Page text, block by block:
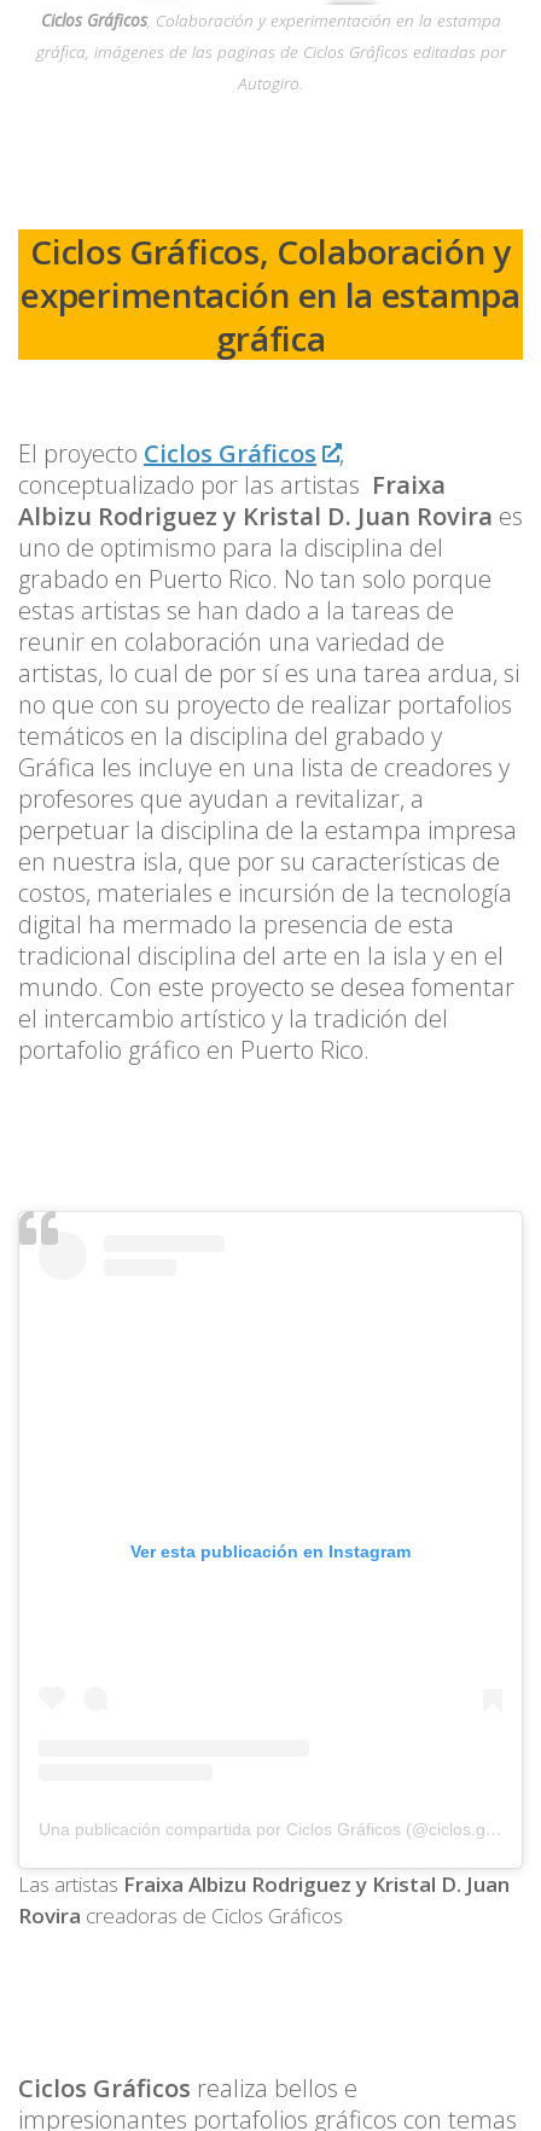
Ciclos Gráficos, Colaboración y experimentación en la estampa
gráfica, imágenes de las paginas de Ciclos Gráficos editadas por
Autogiro.
Ciclos Gráficos, Colaboración y
experimentación en la estampa
gráfica
El proyecto Ciclos Gráficos
,
conceptualizado por las artistas Fraixa
Albizu Rodriguez y Kristal D. Juan Rovira es
uno de optimismo para la disciplina del
grabado en Puerto Rico. No tan solo porque
estas artistas se han dado a la tareas de
reunir en colaboración una variedad de
artistas, lo cual de por sí es una tarea ardua, si
no que con su proyecto de realizar portafolios
temáticos en la disciplina del grabado y
Gráfica les incluye en una lista de creadores y
profesores que ayudan a revitalizar, a
perpetuar la disciplina de la estampa impresa
en nuestra isla, que por su características de
costos, materiales e incursión de la tecnología
digital ha mermado la presencia de esta
tradicional disciplina del arte en la isla y en el
mundo. Con este proyecto se desea fomentar
el intercambio artístico y la tradición del
portafolio gráfico en Puerto Rico.
Ver esta publicación en Instagram
Una publicación compartida por Ciclos Gráficos (@ciclos.graficos)
Las artistas Fraixa Albizu Rodriguez y Kristal D. Juan
Rovira creadoras de Ciclos Gráficos
Ciclos Gráficos realiza bellos e
impresionantes portafolios gráficos con temas